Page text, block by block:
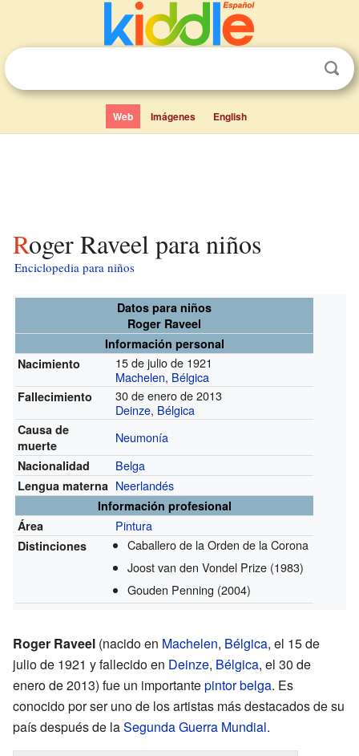
Web Imágenes English
Roger Raveel para niños
Enciclopedia para niños
Datos para niños
Roger Raveel
Información personal
Nacimiento
15 de julio de 1921
Machelen, Bélgica
Fallecimiento
30 de enero de 2013
Deinze, Bélgica
Causa de
muerte
Neumonía
Nacionalidad Belga
Lengua materna Neerlandés
Información profesional
Área
Pintura
Distinciones
Caballero de la Orden de la Corona
Joost van den Vondel Prize (1983)
Gouden Penning (2004)
Roger Raveel (nacido en Machelen, Bélgica, el 15 de
julio de 1921 y fallecido en Deinze, Bélgica, el 30 de
enero de 2013) fue un importantepintorbelga. Es
conocido por ser uno de los artistas más destacados de su
país después de laSegunda Guerra Mundial.